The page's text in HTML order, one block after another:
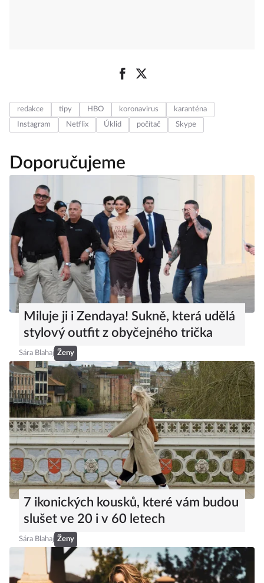
redakce tipy HBO koronavirus
karanténa
Instagram
Netflix Úklid počítač Skype
Doporučujeme
Miluje ji i Zendaya! Sukně, která udělá
stylový outfit z obyčejného trička
Sára Blahaj Ženy
7 ikonických kousků, které vám budou
slušet ve 20 i v 60 letech
Sára Blahaj Ženy